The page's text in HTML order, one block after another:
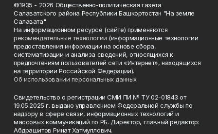
©1935 - 2026 Общественно-политическая газета
Салаватского района Республики Башкортостан "На земле
Салавата"
На информационном ресурсе (сайте) применяются
рекомендательные технологии (информационные технологии
предоставления информации на основе сбора,
систематизации и анализа сведений, относящихся к
предпочтениям пользователей сети «Интернет», находящихся
на территории Российской Федерации).
Об использовании персональных данных
Свидетельство о регистрации СМИ ПИ № ТУ 02-01843 от
19.05.2025 г. выдано управлением Федеральной службы по
надзору в сфере связи, информационных технологий и
массовых коммуникаций по РБ. Директор, главный редактор:
Абдрашитов Ринат Хатмуллович.